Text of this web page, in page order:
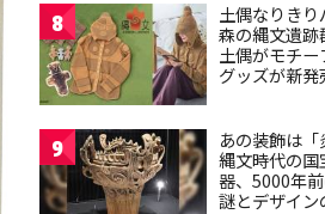
8
土偶なりき
森の縄文遺跡
土偶がモチ
グッズが新発
9
あの装飾は「
縄文時代の国
器、5000年
謎とデザイン